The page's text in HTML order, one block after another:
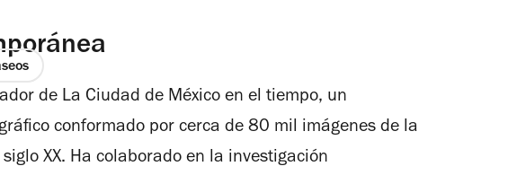
de La Ciudad de México en el tiempo, un
conformado por cerca de 80 mil imágenes de la
XX. Ha colaborado en la investigación